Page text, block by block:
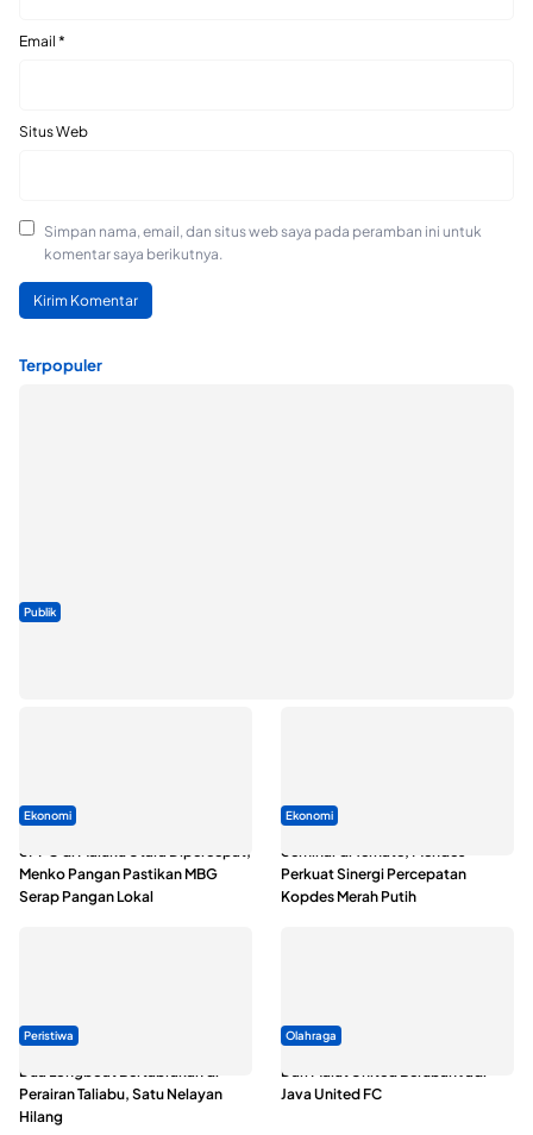
Email *
Situs Web
Simpan nama, email, dan situs web saya pada peramban ini untuk
komentar saya berikutnya.
Terpopuler
Publik
Ekonomi
SPPG di Maluku Utara Dipercepat,
Menko Pangan Pastikan MBG
Serap Pangan Lokal
Ekonomi
Seminar di Ternate, Mendes
Perkuat Sinergi Percepatan
Kopdes Merah Putih
Peristiwa
Dua Longboat Bertabrakan di
Perairan Taliabu, Satu Nelayan
Hilang
Olahraga
Dari Malut United Berubah Jadi
Java United FC